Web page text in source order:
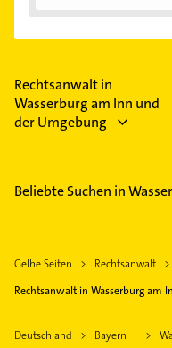
Rechtsanwalt in
Wasserburg am Inn und
der Umgebung
Beliebte Suchen in
Gelbe Seiten Rechtsanwalt
Rechtsanwalt in Wasserburg am
Deutschland Bayern